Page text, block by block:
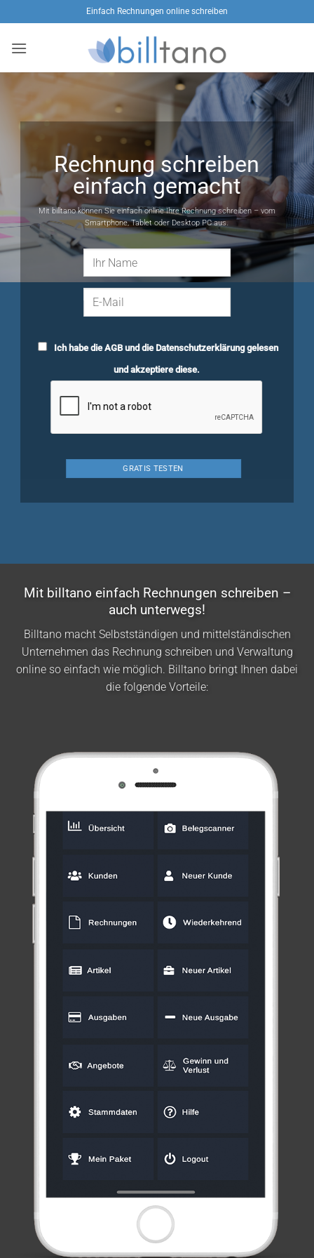
Inhalt
springen
Einfach Rechnungen online schreiben
Rechnung schreiben
einfach gemacht
Mit billtano können Sie einfach online Ihre Rechnung schreiben – vom
Smartphone, Tablet oder Desktop PC aus.
Ich habe dieAGBund die Datenschutzerklärunggelesen
und akzeptiere diese.
Mit billtano einfach Rechnungen schreiben –
auch unterwegs!
Billtano macht Selbstständigen und mittelständischen
Unternehmen das Rechnung schreiben und Verwaltung
online so einfach wie möglich. Billtano bringt Ihnen dabei
die folgende Vorteile: